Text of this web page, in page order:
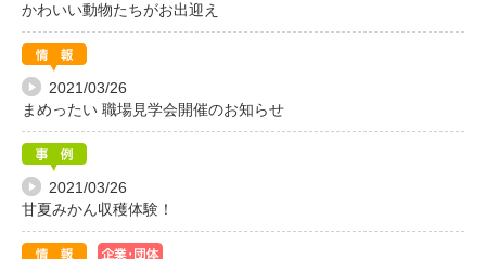
かわいい動物たちがお出迎え
2021/03/26
まめったい 職場見学会開催のお知らせ
2021/03/26
甘夏みかん収穫体験！